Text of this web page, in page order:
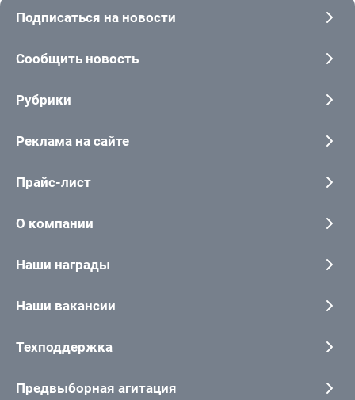
Подписаться на новости
Сообщить новость
Рубрики
Реклама на сайте
Прайс-лист
О компании
Наши награды
Наши вакансии
Техподдержка
Предвыборная агитация